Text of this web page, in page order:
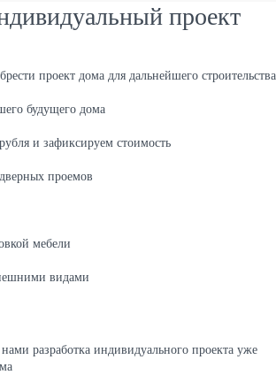
проект
проект дома для дальнейшего строительства
будущего дома
и зафиксируем стоимость
проемов
мебели
видами
разработка индивидуального проекта уже